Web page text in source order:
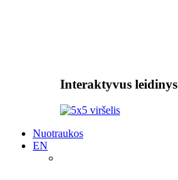
Interaktyvus leidinys
Nuotraukos
EN